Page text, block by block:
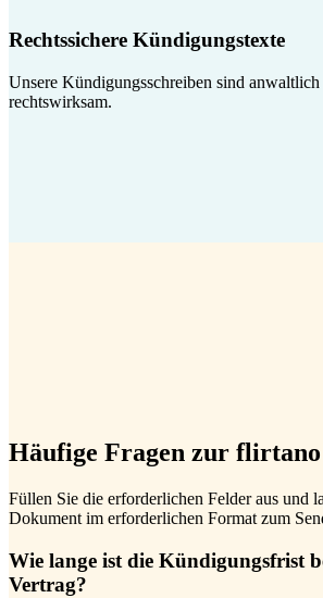
Rechtssichere Kündigungstexte
Unsere Kündigungsschreiben sind
rechtswirksam.
Häufige Fragen zur
Füllen Sie die erforderlichen Felder aus und
Dokument im erforderlichen Format zum
Wie lange ist die Kündigungsfrist
Vertrag?